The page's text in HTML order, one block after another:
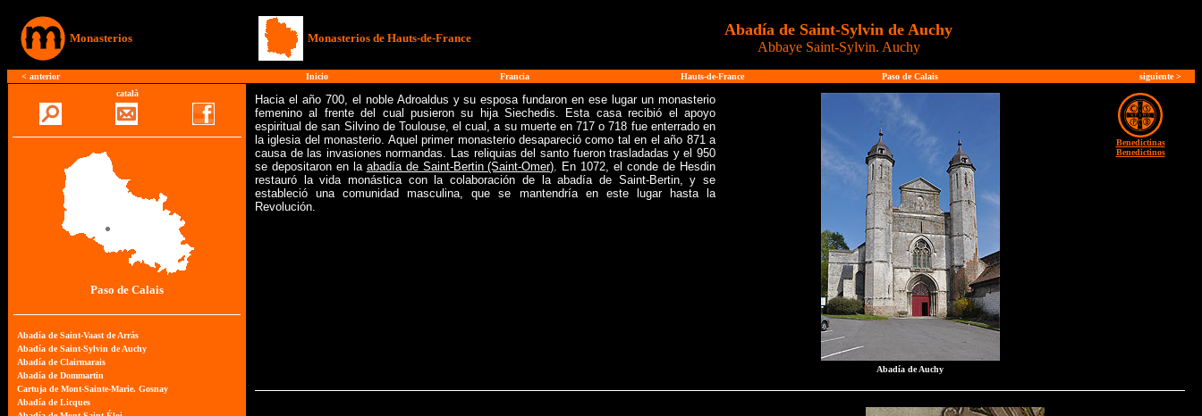
Monasterios Monasterios de Hauts-de-France Abadía de Saint-Sylvin de Auchy
Abbaye Saint-Sylvin. Auchy
< anterior Inicio Francia Hauts-de-France Paso de Calais siguiente>
català
Paso de Calais
Hacia el año 700, el noble Adroaldus y su esposa fundaron en ese lugar un monasterio
femenino al frente del cual pusieron su hija Siechedis. Esta casa recibió el apoyo
espiritual de san Silvino de Toulouse, el cual, a su muerte en 717 o 718 fue enterrado en
la iglesia del monasterio. Aquel primer monasterio desapareció como tal en el año 871 a
causa de las invasiones normandas. Las reliquias del santo fueron trasladadas y el 950
se depositaron en la abadía de Saint-Bertin (Saint-Omer). En 1072, el conde de Hesdin
restauró la vida monástica con la colaboración de la abadía de Saint-Bertin, y se
estableció una comunidad masculina, que se mantendría en este lugar hasta la
Revolución.
Abadía de Auchy
Benedictinas
Benedictinos